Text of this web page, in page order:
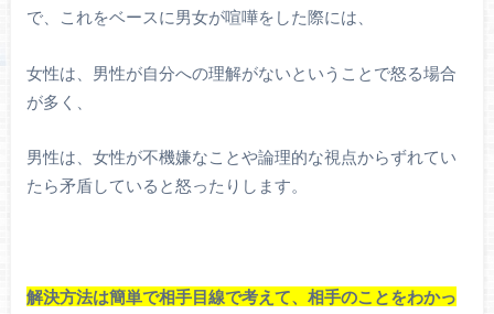
で、これをベースに男女が喧嘩をした際には、
女性は、男性が自分への理解がないということで怒る場合
が多く、
男性は、女性が不機嫌なことや論理的な視点からずれてい
たら矛盾していると怒ったりします。
解決方法は簡単で相手目線で考えて、相手のことをわかっ